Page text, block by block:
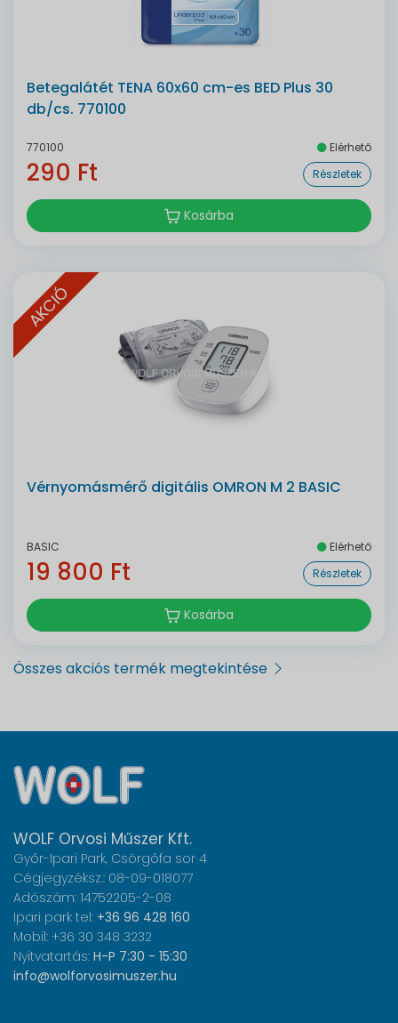
Betegalátét TENA 60x60 cm-es BED Plus 30
db/cs. 770100
770100 Elérhető
290 Ft Részletek
Kosárba
AKCIÓ
Vérnyomásmérő digitális OMRON M 2 BASIC
BASIC Elérhető
19 800 Ft Részletek
Kosárba
Összes akciós termék megtekintése
WOLF Orvosi Műszer Kft.
Győr-Ipari Park, Csörgőfa sor 4
Cégjegyzéksz.: 08-09-018077
Adószám: 14752205-2-08
Ipari park tel: +36 96 428 160
Mobil: +36 30 348 3232
Nyitvatartás: H-P 7:30 - 15:30
info@wolforvosimuszer.hu